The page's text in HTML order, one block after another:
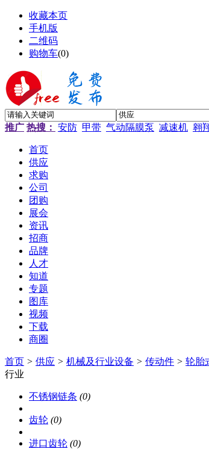
收藏本页
手机版
二维码
购物车(0)
推广 热搜： 安防 甲带 气动隔膜泵 减速机 翱
首页
供应
求购
公司
团购
展会
资讯
招商
品牌
人才
知道
专题
图库
视频
下载
商圈
首页 > 供应 > 机械及行业设备 > 传动件 > 轮胎
行业
不锈钢链条 (0)
齿轮 (0)
进口齿轮 (0)